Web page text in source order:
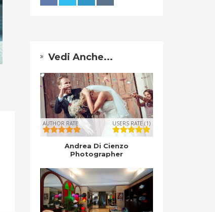
Vedi Anche...
AUTHOR RATE USERS RATE (1)
Andrea Di Cienzo
Photographer